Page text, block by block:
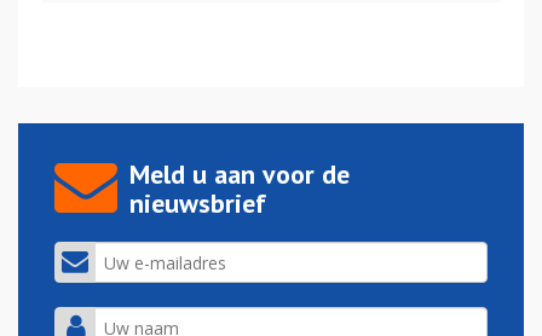
Meld u aan voor de
nieuwsbrief